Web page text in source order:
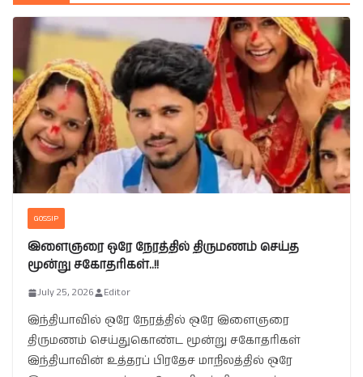
GOSSIP
இளைஞரை ஒரே நேரத்தில் திருமணம் செய்த
மூன்று சகோதரிகள்..!!
July 25, 2026 Editor
இந்தியாவில் ஒரே நேரத்தில் ஒரே இளைஞரை
திருமணம் செய்துகொண்ட மூன்று சகோதரிகள்
இந்தியாவின் உத்தரப் பிரதேச மாநிலத்தில் ஒரே